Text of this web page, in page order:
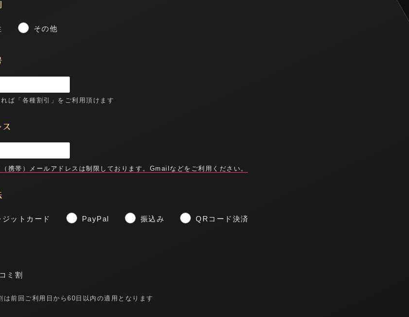
その他
ば「各種割引」をご利用頂けます
携帯）メールアドレスは制限しております。Gmailなどをご利用ください。
ジットカード PayPal 振込み QRコード決済
ミ割
前回ご利用日から60日以内の適用となります